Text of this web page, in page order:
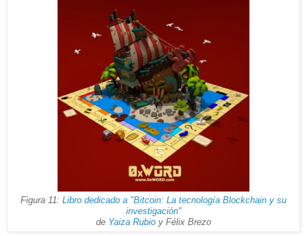
Figura 11: Libro dedicado a "Bitcoin: La tecnología Blockchain y su
investigación"
de Yaiza Rubio y Félix Brezo